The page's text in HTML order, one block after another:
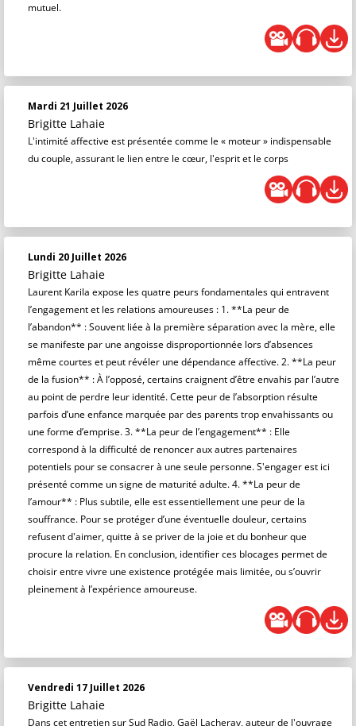
mutuel.
Mardi 21 Juillet 2026
Brigitte Lahaie
L'intimité affective est présentée comme le « moteur » indispensable
du couple, assurant le lien entre le cœur, l'esprit et le corps
Lundi 20 Juillet 2026
Brigitte Lahaie
Laurent Karila expose les quatre peurs fondamentales qui entravent
l’engagement et les relations amoureuses : 1. **La peur de
l’abandon** : Souvent liée à la première séparation avec la mère, elle
se manifeste par une angoisse disproportionnée lors d’absences
même courtes et peut révéler une dépendance affective. 2. **La peur
de la fusion** : À l’opposé, certains craignent d’être envahis par l’autre
au point de perdre leur identité. Cette peur de l’absorption résulte
parfois d’une enfance marquée par des parents trop envahissants ou
une forme d’emprise. 3. **La peur de l’engagement** : Elle
correspond à la difficulté de renoncer aux autres partenaires
potentiels pour se consacrer à une seule personne. S'engager est ici
présenté comme un signe de maturité adulte. 4. **La peur de
l’amour** : Plus subtile, elle est essentiellement une peur de la
souffrance. Pour se protéger d’une éventuelle douleur, certains
refusent d'aimer, quitte à se priver de la joie et du bonheur que
procure la relation. En conclusion, identifier ces blocages permet de
choisir entre vivre une existence protégée mais limitée, ou s’ouvrir
pleinement à l’expérience amoureuse.
Vendredi 17 Juillet 2026
Brigitte Lahaie
Dans cet entretien sur Sud Radio, Gaël Lacheray, auteur de l'ouvrage